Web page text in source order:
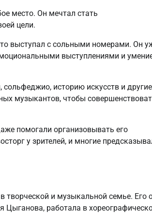
место. Он мечтал стать
цели.
выступал с сольными номерами. Он
выступлениями и
историю искусств и другие
музыкантов, чтобы
помогали организовывать его
у зрителей, и многие
и музыкальной семье. Его
работала в